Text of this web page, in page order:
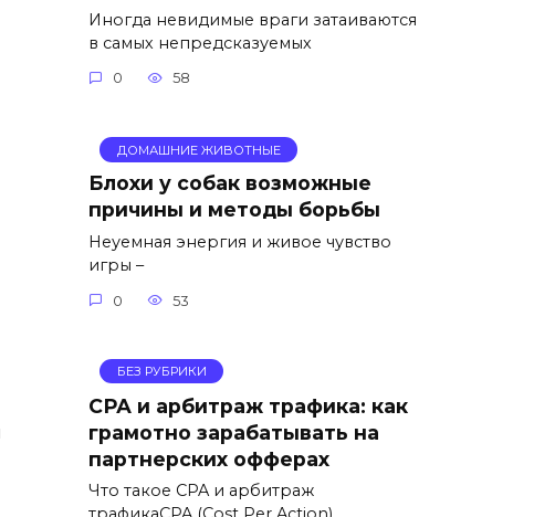
Иногда невидимые враги затаиваются
в самых непредсказуемых
0 58
ДОМАШНИЕ ЖИВОТНЫЕ
Блохи у собак возможные
причины и методы борьбы
Неуемная энергия и живое чувство
игры –
0 53
БЕЗ РУБРИКИ
СРА и арбитраж трафика: как
грамотно зарабатывать на
партнерских офферах
Что такое CPA и арбитраж